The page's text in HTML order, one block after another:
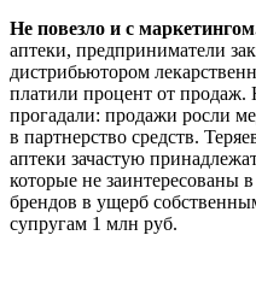
Не повезло и с
аптеки, предприниматели
дистрибьютором
платили процент от продаж.
прогадали: продажи росли
в партнерство средств.
аптеки зачастую
которые не заинтересованы
брендов в ущерб
супругам 1 млн руб.